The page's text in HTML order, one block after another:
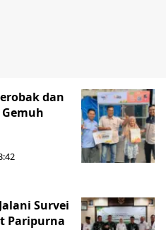
dan
Survei
Paripurna